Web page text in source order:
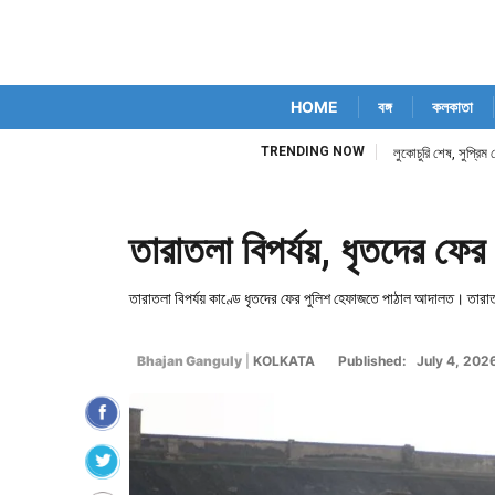
HOME বঙ্গ কলকাতা
TRENDING NOW লুকোচুরি শেষ, সুপ্রিম
তারাতলা বিপর্যয়, ধৃতদের
তারাতলা বিপর্যয় কাণ্ডে ধৃতদের ফের পুলিশ হেফাজতে পাঠাল আদালত।
Bhajan Ganguly KOLKATA Published: July 4,